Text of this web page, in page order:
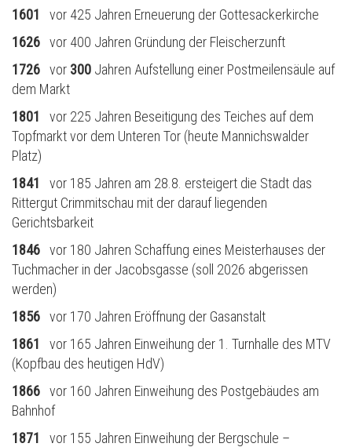
1601 vor 425 Jahren Erneuerung der Gottesackerkirche
1626 vor 400 Jahren Gründung der Fleischerzunft
1726 vor 300 Jahren Aufstellung einer Postmeilensäule auf
dem Markt
1801 vor 225 Jahren Beseitigung des Teiches auf dem
Topfmarkt vor dem Unteren Tor (heute Mannichswalder
Platz)
1841 vor 185 Jahren am 28.8. ersteigert die Stadt das
Rittergut Crimmitschau mit der darauf liegenden
Gerichtsbarkeit
1846 vor 180 Jahren Schaffung eines Meisterhauses der
Tuchmacher in der Jacobsgasse (soll 2026 abgerissen
werden)
1856 vor 170 Jahren Eröffnung der Gasanstalt
1861 vor 165 Jahren Einweihung der 1. Turnhalle des MTV
(Kopfbau des heutigen HdV)
1866 vor 160 Jahren Einweihung des Postgebäudes am
Bahnhof
1871 vor 155 Jahren Einweihung der Bergschule –